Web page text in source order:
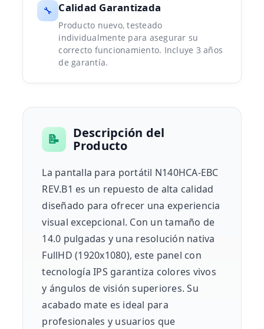
🔧 Calidad Garantizada
Producto nuevo, testeado
individualmente para asegurar su
correcto funcionamiento. Incluye 3 años
de garantía.
📝
Descripción del
Producto
La pantalla para portátil N140HCA-EBC
REV.B1 es un repuesto de alta calidad
diseñado para ofrecer una experiencia
visual excepcional. Con un tamaño de
14.0 pulgadas y una resolución nativa
FullHD (1920x1080), este panel con
tecnología IPS garantiza colores vivos
y ángulos de visión superiores. Su
acabado mate es ideal para
profesionales y usuarios que